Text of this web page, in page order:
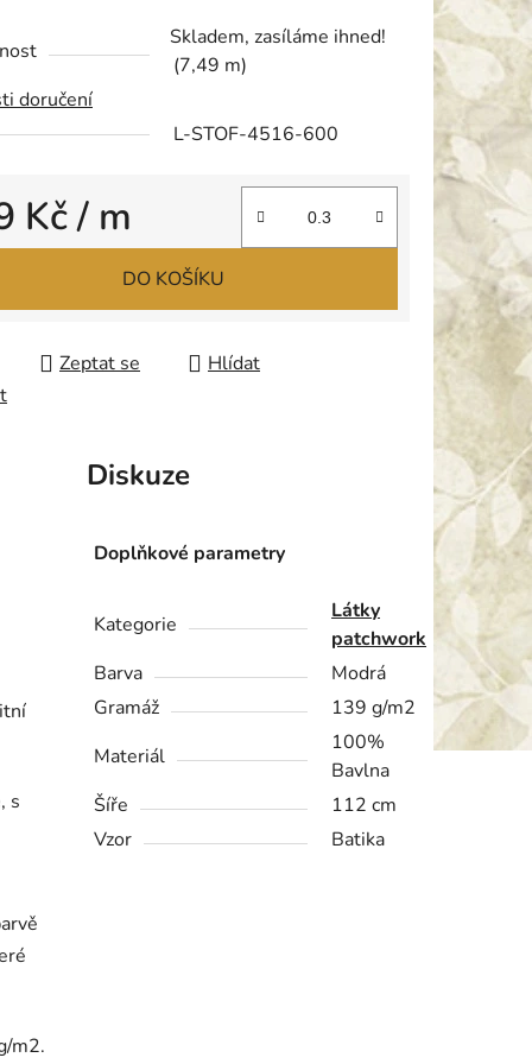
Skladem, zasíláme ihned!
(7,49 m)
doručení
L-STOF-4516-600
Kč/ m
DO KOŠÍKU
Zeptat se
Hlídat
Diskuze
s
m2.
Doplňkové parametry
Kategorie
Látky
patchwork
Barva
Modrá
Gramáž
139 g/m2
Materiál
100%
Bavlna
Šíře
112 cm
Vzor
Batika